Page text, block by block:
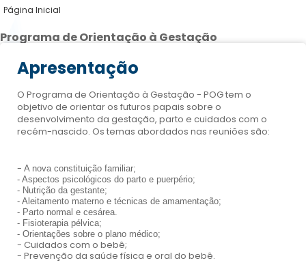
Página Inicial
Programa de Orientação à Gestação
Apresentação
O Programa de Orientação à Gestação - POG tem o
objetivo de orientar os futuros papais sobre o
desenvolvimento da gestação, parto e cuidados com o
recém-nascido. Os temas abordados nas reuniões são:
- A nova constituição familiar;
- Aspectos psicológicos do parto e puerpério;
- Nutrição da gestante;
- Aleitamento materno e técnicas de amamentação;
- Parto normal e cesárea.
- Fisioterapia pélvica;
- Orientações sobre o plano médico;
- Cuidados com o bebê;
- Prevenção da saúde física e oral do bebê.